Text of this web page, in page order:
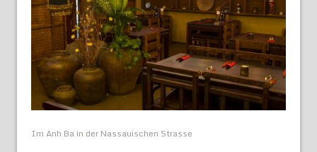
Im Anh Ba in der Nassauischen Strasse